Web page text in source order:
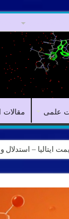
علمی
در نرم افزار بله